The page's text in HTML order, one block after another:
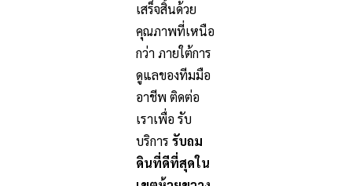
เสร็จสิ้นด้วย
คุณภาพที่เหนือ
กว่า ภายใต้การ
ดูแลของทีมมือ
อาชีพ ติดต่อ
เราเพื่อ รับ
บริการ รับถม
ดินที่ดีที่สุดใน